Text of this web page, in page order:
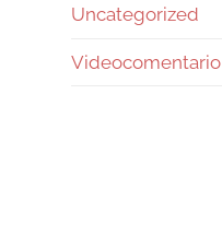
Uncategorized
Videocomentario